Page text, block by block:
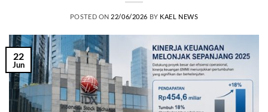
POSTED ON 22/06/2026 BY KAEL NEWS
22
Jun